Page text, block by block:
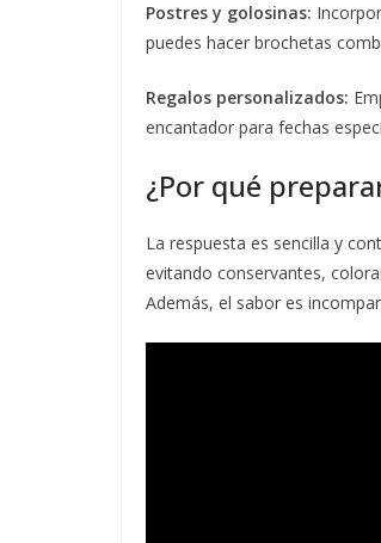
Postres y golosinas:
puedes hacer brochetas
Regalos personalizados:
encantador para fechas
¿Por qué
La respuesta es sencilla y
evitando conservantes,
Además, el sabor es